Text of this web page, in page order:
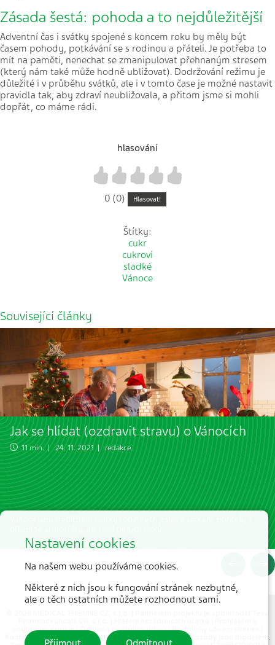
Zásada šestá: pohoda a to nejdůležitější
Adventní čas i svátky spojené s koncem roku by měly být
časem pohody, potkávání se s rodinou a přáteli. Je potřeba to
mít na paměti, nenechat se zmanipulovat přehnaným stresem
(který nám také může hodně ubližovat). Dodržování režimu je
důležité i v průběhu svátků, ale i v tomto čase je možné nastavit
pravidla tak, aby zdraví neubližovala, a přitom jsme si mohli
dopřát, co máme rádi.
hlasování
4
3
2
1
0 (0) Hlasovat!
Štítky:
cukr
cukroví
sladké
Vánoce
Související články
Jak se hlídat (ozdravit stravu) o Vánocích
11 min. | 24. 11. 2021 | redakce
souborům cookie|Ochrana osobních údajů|Podmínky užívaní stránek
Kontakt
| Fotografie jsou ilustrační, všechny zobrazené osoby jsou modelem.
Nastavení cookies
Na našem webu používáme cookies.
Některé z nich jsou k fungování stránek nezbytné,
ale o těch ostatních můžete rozhodnout sami.